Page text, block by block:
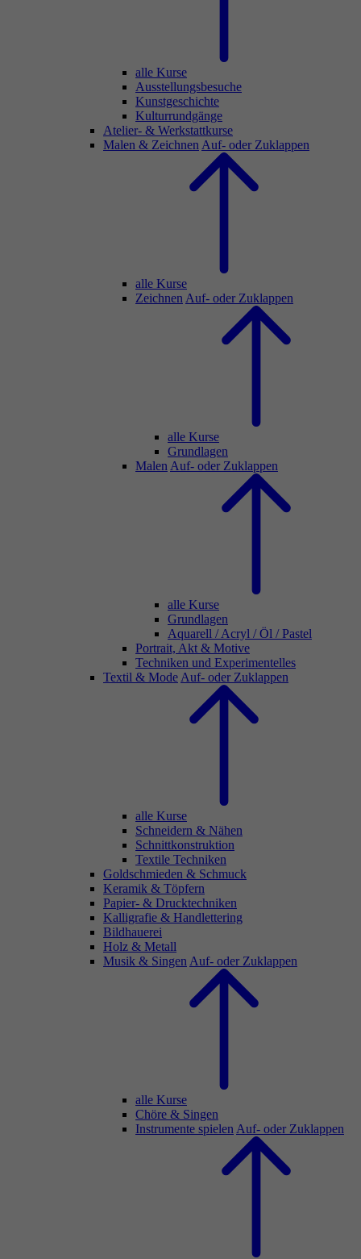
alle Kurse
Ausstellungsbesuche
Kunstgeschichte
Kulturrundgänge
Atelier- & Werkstattkurse
Malen & Zeichnen Auf- oder Zuklappen
alle Kurse
Zeichnen Auf- oder Zuklappen
alle Kurse
Grundlagen
Malen Auf- oder Zuklappen
alle Kurse
Grundlagen
Aquarell / Acryl / Öl / Pastel
Portrait, Akt & Motive
Techniken und Experimentelles
Textil & Mode Auf- oder Zuklappen
alle Kurse
Schneidern & Nähen
Schnittkonstruktion
Textile Techniken
Goldschmieden & Schmuck
Keramik & Töpfern
Papier- & Drucktechniken
Kalligrafie & Handlettering
Bildhauerei
Holz & Metall
Musik & Singen Auf- oder Zuklappen
alle Kurse
Chöre & Singen
Instrumente spielen Auf- oder Zuklappen